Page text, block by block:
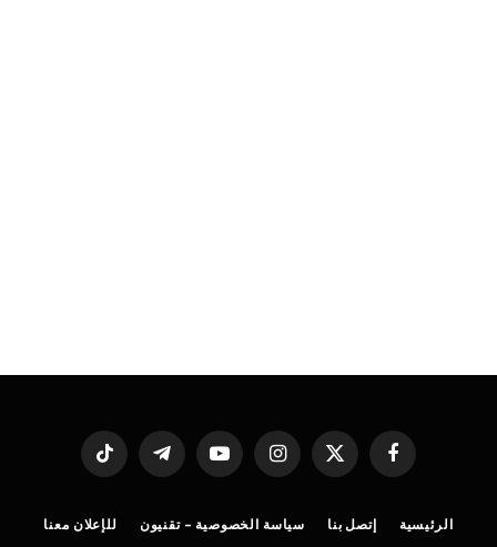
فيسبوك
X
الانستغراميوتيوب تيلقرام تيكتوك
الرئيسية إتصل بنا سياسة الخصوصية – تقنيون للإعلان معنا